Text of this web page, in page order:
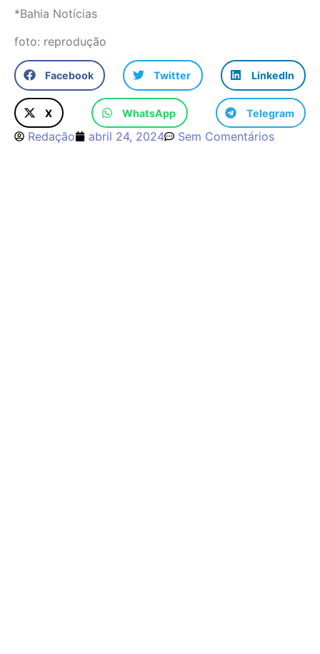
*Bahia Notícias
foto: reprodução
Facebook Twitter LinkedIn
X WhatsApp Telegram
Redação abril 24, 2024 Sem Comentários